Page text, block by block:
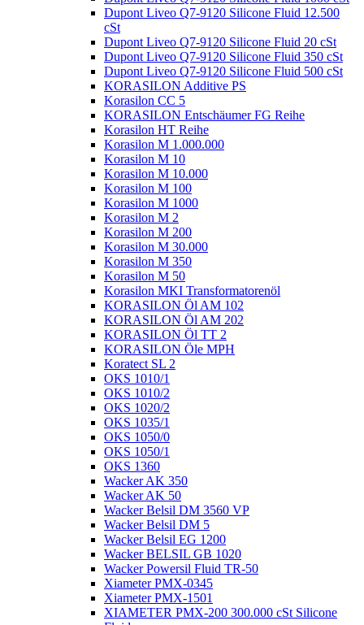
Dupont Liveo Q7-9120 Silicone Fluid 12.500
cSt
Dupont Liveo Q7-9120 Silicone Fluid 20 cSt
Dupont Liveo Q7-9120 Silicone Fluid 350 cSt
Dupont Liveo Q7-9120 Silicone Fluid 500 cSt
KORASILON Additive PS
Korasilon CC 5
KORASILON Entschäumer FG Reihe
Korasilon HT Reihe
Korasilon M 1.000.000
Korasilon M 10
Korasilon M 10.000
Korasilon M 100
Korasilon M 1000
Korasilon M 2
Korasilon M 200
Korasilon M 30.000
Korasilon M 350
Korasilon M 50
Korasilon MKI Transformatorenöl
KORASILON Öl AM 102
KORASILON Öl AM 202
KORASILON Öl TT 2
KORASILON Öle MPH
Koratect SL 2
OKS 1010/1
OKS 1010/2
OKS 1020/2
OKS 1035/1
OKS 1050/0
OKS 1050/1
OKS 1360
Wacker AK 350
Wacker AK 50
Wacker Belsil DM 3560 VP
Wacker Belsil DM 5
Wacker Belsil EG 1200
Wacker BELSIL GB 1020
Wacker Powersil Fluid TR-50
Xiameter PMX-0345
Xiameter PMX-1501
XIAMETER PMX-200 300.000 cSt Silicone